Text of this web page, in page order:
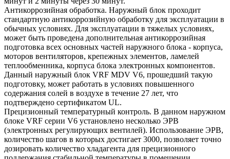
Антикоррозийная обработка. Наружный блок проходит
стандартную антикоррозийную обработку для эксплуатации в
обычных условиях. Для эксплуатации в тяжелых условиях,
может быть проведена дополнительная антикоррозийная
подготовка всех основных частей наружного блока - корпуса,
моторов вентиляторов, крепежных элементов, ламелей
теплообменника, корпуса блока электронных компонентов.
Данный наружный блок VRF MDV V6, прошедший такую
подготовку, может работать в условиях повышенного
содержания солей в воздухе в течение 27 лет, что
подтверждено сертификатом UL.
Прецизионный температурный контроль. В данном наружном
блоке VRF серии V6 установлено несколько ЭРВ
(электронных регулирующих вентилей). Использование ЭРВ,
количество шагов в которых достигает 3000, позволяет точно
дозировать количество хладагента для прецизионного